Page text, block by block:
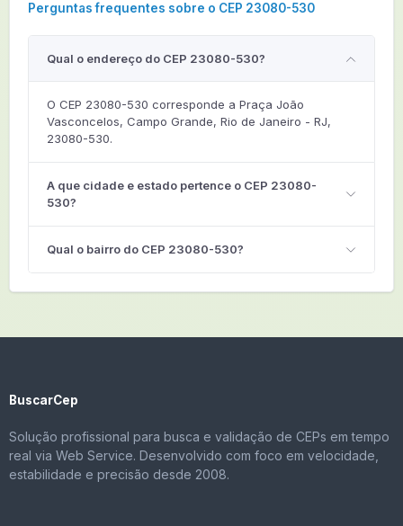
Perguntas frequentes sobre o CEP 23080-530
Qual o endereço do CEP 23080-530?
O CEP 23080-530 corresponde a Praça João
Vasconcelos, Campo Grande, Rio de Janeiro - RJ,
23080-530.
A que cidade e estado pertence o CEP 23080-
530?
Qual o bairro do CEP 23080-530?
BuscarCep
Solução profissional para busca e validação de CEPs em tempo
real via Web Service. Desenvolvido com foco em velocidade,
estabilidade e precisão desde 2008.